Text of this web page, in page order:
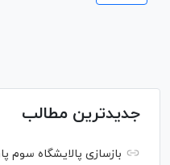
جدیدترین مطالب
بازسازی پالایشگاه سوم